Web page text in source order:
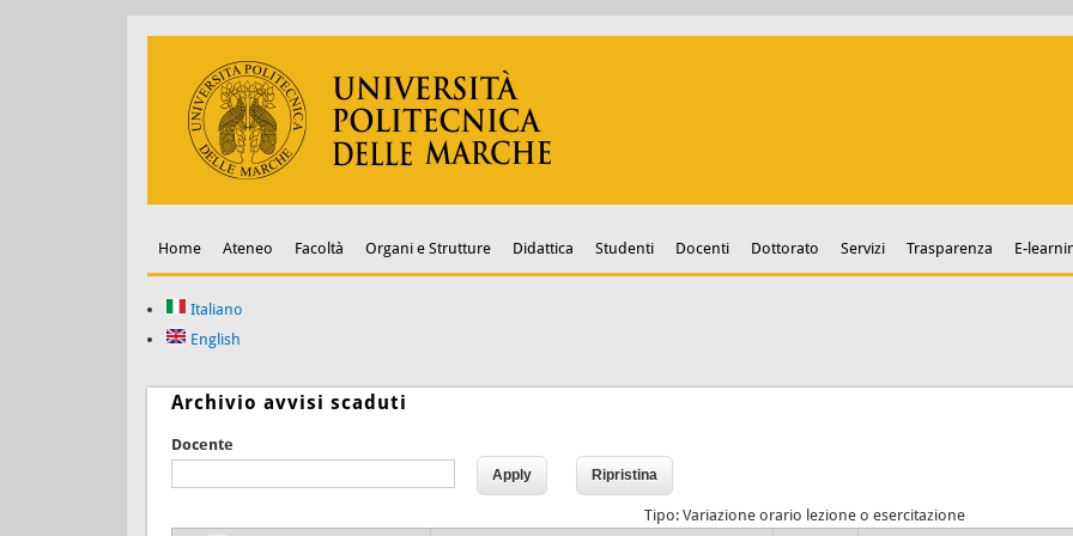
Home Ateneo Facoltà Organi e Strutture Didattica Studenti Docenti Dottorato Servizi Trasparenza E-
Italiano
English
Archivio avvisi scaduti
Docente
Tipo: Variazione orario lezione o esercitazione